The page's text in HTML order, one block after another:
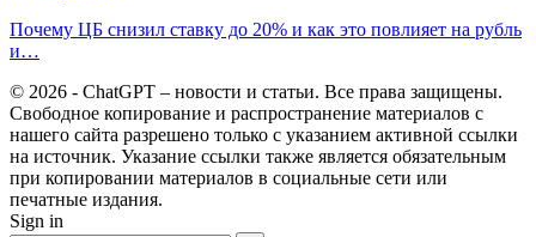
Почему ЦБ снизил ставку до 20% и как это повлияет на рубль
и…
© 2026 - ChatGPT – новости и статьи. Все права защищены.
Свободное копирование и распространение материалов с
нашего сайта разрешено только с указанием активной ссылки
на источник. Указание ссылки также является обязательным
при копировании материалов в социальные сети или
печатные издания.
Sign in